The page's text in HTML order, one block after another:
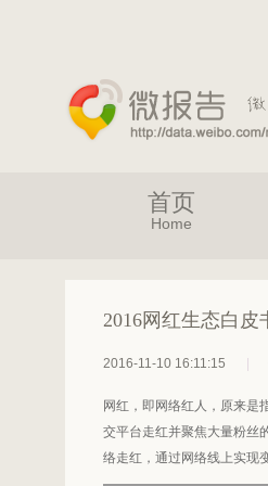
首页
Home
2016网红生态白皮
2016-11-10 16:11:15
网红，即网络红人，原来是
交平台走红并聚焦大量粉丝
络走红，通过网络线上实现